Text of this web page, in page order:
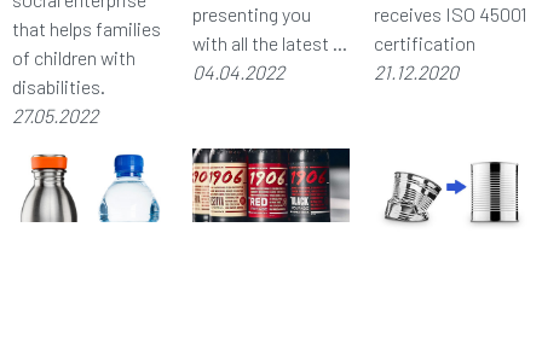
that helps families
of children with
disabilities.
27.05.2022
presenting you
with all the latest ...
04.04.2022
receives ISO 45001
certification
21.12.2020